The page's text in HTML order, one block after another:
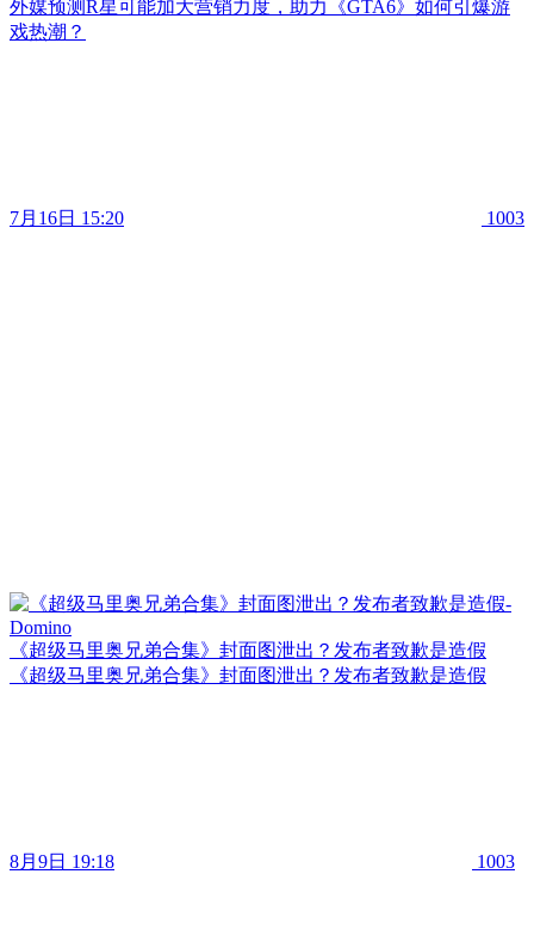
外媒预测R星可能加大营销力度，助力《GTA6》如何引爆游
戏热潮？
7月16日 15:20 1003
《超级马里奥兄弟合集》封面图泄出？发布者致歉是造假
《超级马里奥兄弟合集》封面图泄出？发布者致歉是造假
8月9日 19:18 1003